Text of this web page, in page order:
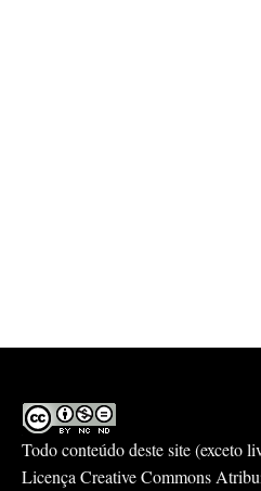
Todo conteúdo deste site (exceto
LicençaCreative Commons